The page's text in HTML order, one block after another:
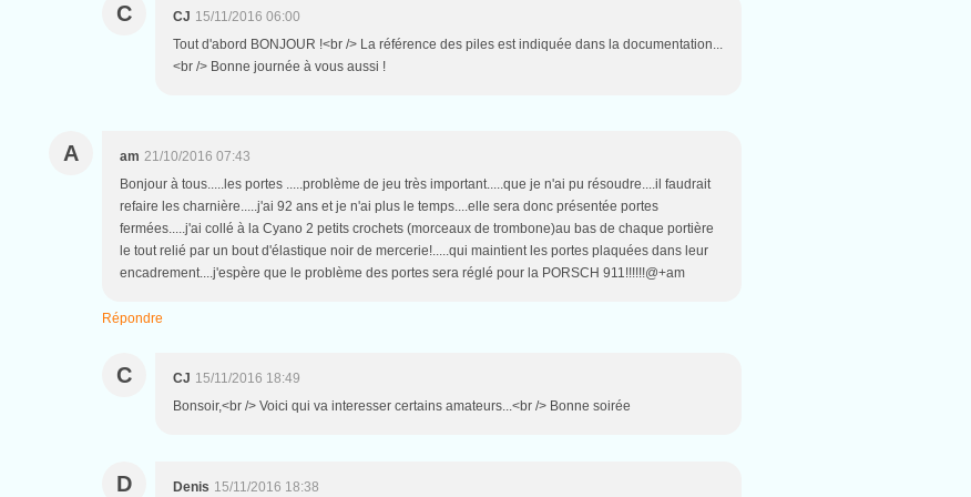
C CJ 15/11/2016 06:00
Tout d'abord BONJOUR !<br /> La référence des piles est indiquée dans la documentation...
<br /> Bonne journée à vous aussi !
A am 21/10/2016 07:43
Bonjour à tous.....les portes .....problème de jeu très important.....que je n'ai pu résoudre....il faudrait
refaire les charnière.....j'ai 92 ans et je n'ai plus le temps....elle sera donc présentée portes
fermées.....j'ai collé à la Cyano 2 petits crochets (morceaux de trombone)au bas de chaque portière
le tout relié par un bout d'élastique noir de mercerie!.....qui maintient les portes plaquées dans leur
encadrement....j'espère que le problème des portes sera réglé pour la PORSCH 911!!!!!!@+am
Répondre
C CJ 15/11/2016 18:49
Bonsoir,<br /> Voici qui va interesser certains amateurs...<br /> Bonne soirée
D Denis 15/11/2016 18:38